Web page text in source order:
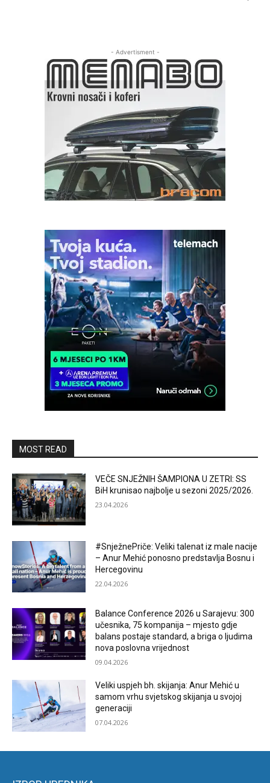
- Advertisment -
MOST READ
VEČE SNJEŽNIH ŠAMPIONA U ZETRI: SS
BiH krunisao najbolje u sezoni 2025/2026.
23.04.2026
#SnježnePriče: Veliki talenat iz male nacije
– Anur Mehić ponosno predstavlja Bosnu i
Hercegovinu
22.04.2026
Balance Conference 2026 u Sarajevu: 300
učesnika, 75 kompanija – mjesto gdje
balans postaje standard, a briga o ljudima
nova poslovna vrijednost
09.04.2026
Veliki uspjeh bh. skijanja: Anur Mehić u
samom vrhu svjetskog skijanja u svojoj
generaciji
07.04.2026